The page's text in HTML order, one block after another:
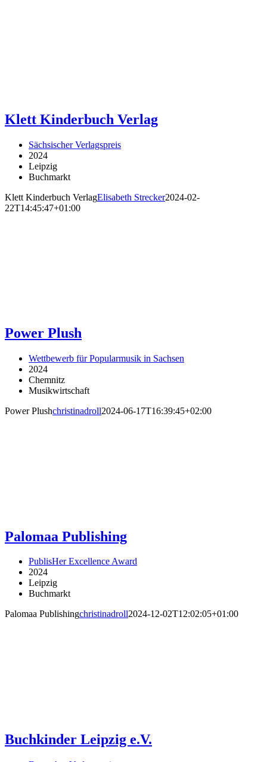
Klett Kinderbuch Verlag
Sächsischer Verlagspreis
2024
Leipzig
Buchmarkt
Klett Kinderbuch VerlagElisabeth Strecker2024-02-
22T14:45:47+01:00
Power Plush
Wettbewerb für Popularmusik in Sachsen
2024
Chemnitz
Musikwirtschaft
Power Plushchristinadroll2024-06-17T16:39:45+02:00
Palomaa Publishing
PublisHer Excellence Award
2024
Leipzig
Buchmarkt
Palomaa Publishingchristinadroll2024-12-02T12:02:05+01:00
Buchkinder Leipzig e.V.